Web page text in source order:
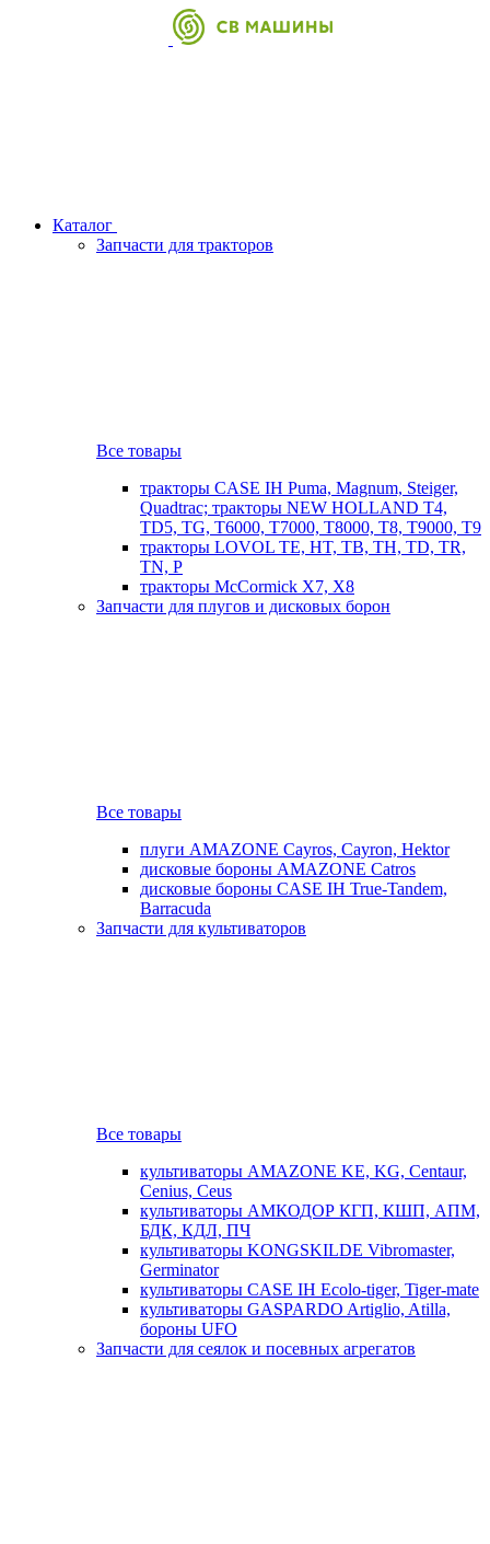
Каталог
Запчасти для тракторов
Все товары
тракторы CASE IH Puma, Magnum, Steiger,
Quadtrac; тракторы NEW HOLLAND T4,
TD5, TG, T6000, T7000, T8000, T8, T9000, T9
тракторы LOVOL TE, HT, TB, TH, TD, TR,
TN, P
тракторы McCormick X7, X8
Запчасти для плугов и дисковых борон
Все товары
плуги AMAZONE Cayros, Cayron, Hektor
дисковые бороны AMAZONE Catros
дисковые бороны CASE IH True-Tandem,
Barracuda
Запчасти для культиваторов
Все товары
культиваторы AMAZONE KE, KG, Centaur,
Cenius, Ceus
культиваторы АМКОДОР КГП, КШП, АПМ,
БДК, КДЛ, ПЧ
культиваторы KONGSKILDE Vibromaster,
Germinator
культиваторы CASE IH Ecolo-tiger, Tiger-mate
культиваторы GASPARDO Artiglio, Atilla,
бороны UFO
Запчасти для сеялок и посевных агрегатов